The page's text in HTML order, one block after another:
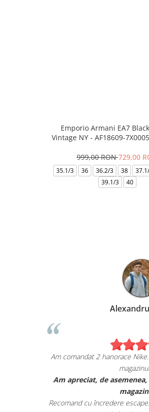
Emporio Armani EA7
Vintage NY - AF18609-
999,00 RON729,00
35.1/3 36 36.2/3 38
39.1/3
40
Am comandat 2 hanorace
Am apreciat, de
Recomand cu încredere